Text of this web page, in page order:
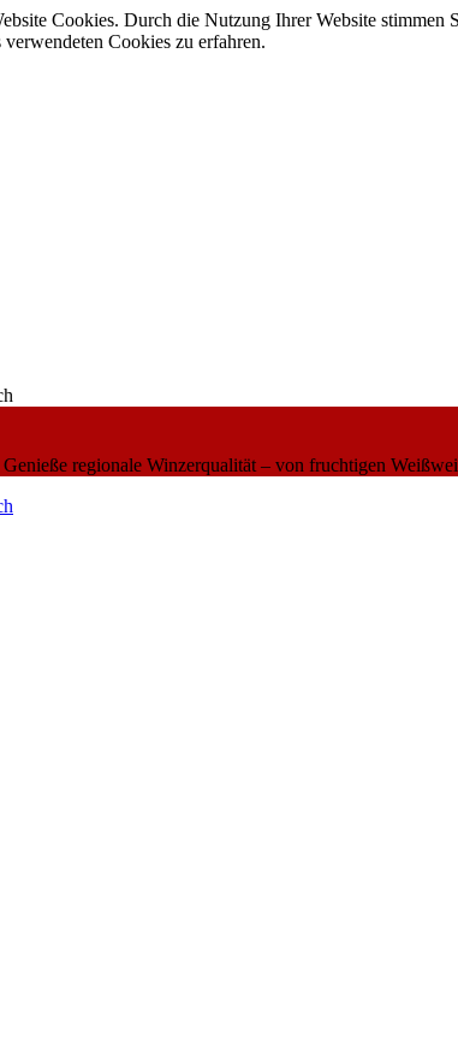
Cookies. Durch die Nutzung Ihrer Website
Cookies zu erfahren.
regionale Winzerqualität – von fruchtigen